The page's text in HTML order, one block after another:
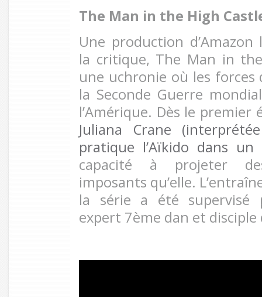
The Man in the High
Une production
la critique, The Man in
une uchronie où les forces
la Seconde Guerre
l’Amérique. Dès le premier
Juliana Crane
pratique l’Aïkido dans un
capacité à projeter
imposants qu’elle.
la série a été supervisé
expert 7ème dan et